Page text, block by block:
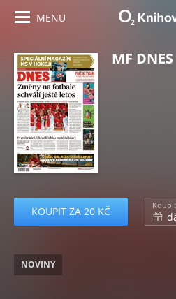
MENU
MF
KOUPIT ZA 20 KČ
NOVINY